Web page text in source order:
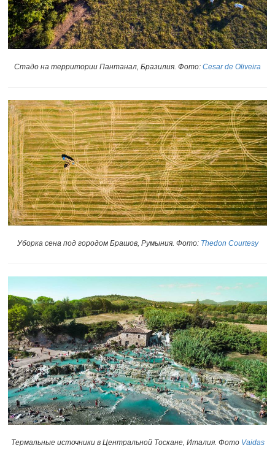
Стадо на территории Пантанал, Бразилия. Фото: Cesar de Oliveira
Уборка сена под городом Брашов, Румыния. Фото: Thedon Courtesy
Термальные источники в Центральной Тоскане, Италия. Фото Vaidas